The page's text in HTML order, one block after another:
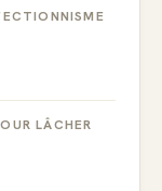
LÂCHER